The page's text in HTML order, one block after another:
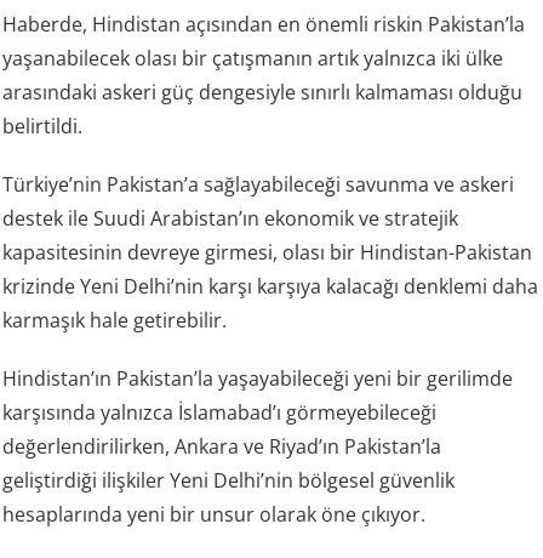
Haberde, Hindistan açısından en önemli riskin Pakistan’la
yaşanabilecek olası bir çatışmanın artık yalnızca iki ülke
arasındaki askeri güç dengesiyle sınırlı kalmaması olduğu
belirtildi.
Türkiye’nin Pakistan’a sağlayabileceği savunma ve askeri
destek ile Suudi Arabistan’ın ekonomik ve stratejik
kapasitesinin devreye girmesi, olası bir Hindistan-Pakistan
krizinde Yeni Delhi’nin karşı karşıya kalacağı denklemi daha
karmaşık hale getirebilir.
Hindistan’ın Pakistan’la yaşayabileceği yeni bir gerilimde
karşısında yalnızca İslamabad’ı görmeyebileceği
değerlendirilirken, Ankara ve Riyad’ın Pakistan’la
geliştirdiği ilişkiler Yeni Delhi’nin bölgesel güvenlik
hesaplarında yeni bir unsur olarak öne çıkıyor.